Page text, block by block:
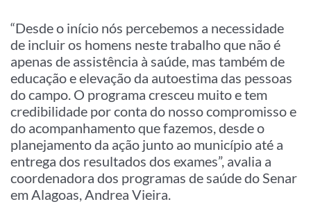
“Desde o início nós percebemos a necessidade
de incluir os homens neste trabalho que não é
apenas de assistência à saúde, mas também de
educação e elevação da autoestima das pessoas
do campo. O programa cresceu muito e tem
credibilidade por conta do nosso compromisso e
do acompanhamento que fazemos, desde o
planejamento da ação junto ao município até a
entrega dos resultados dos exames”, avalia a
coordenadora dos programas de saúde do Senar
em Alagoas, Andrea Vieira.